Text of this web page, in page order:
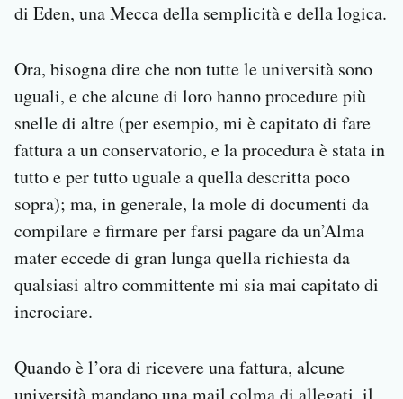
di Eden, una Mecca della semplicità e della logica.
Ora, bisogna dire che non tutte le università sono
uguali, e che alcune di loro hanno procedure più
snelle di altre (per esempio, mi è capitato di fare
fattura a un conservatorio, e la procedura è stata in
tutto e per tutto uguale a quella descritta poco
sopra); ma, in generale, la mole di documenti da
compilare e firmare per farsi pagare da un’Alma
mater eccede di gran lunga quella richiesta da
qualsiasi altro committente mi sia mai capitato di
incrociare.
Quando è l’ora di ricevere una fattura, alcune